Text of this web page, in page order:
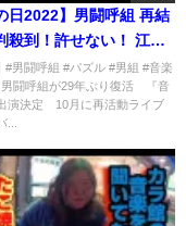
日2022】男闘呼組 再結
殺到！許せない！ 江藤
の一言 パズル 男組 成
橋和也 岡本健一 前田耕
像 ライブ
#男闘呼組 #パズル #男組 #音楽
男闘呼組が29年ぶり復活 『音
演決定 10月に再活動ライブ
...